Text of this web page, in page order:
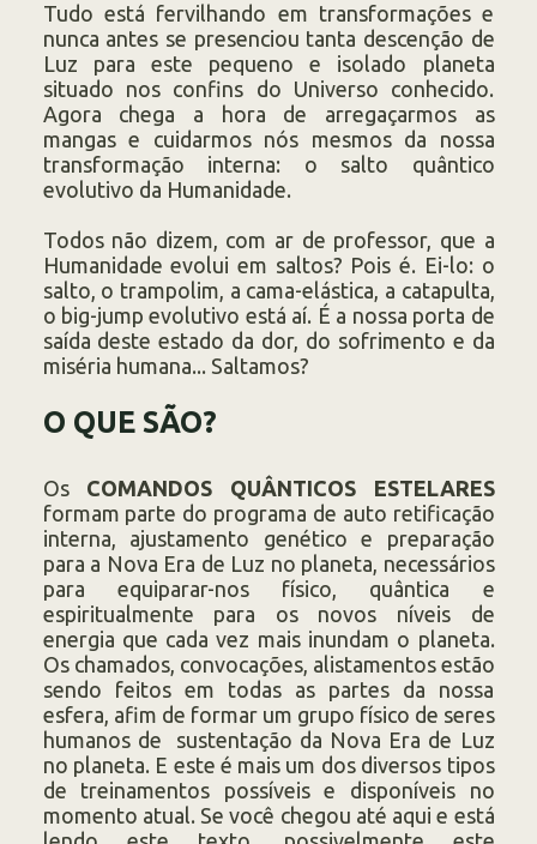
Tudo está fervilhando em transformações e
nunca antes se presenciou tanta descenção de
Luz para este pequeno e isolado planeta
situado nos confins do Universo conhecido.
Agora chega a hora de arregaçarmos as
mangas e cuidarmos nós mesmos da nossa
transformação interna: o salto quântico
evolutivo da Humanidade.
Todos não dizem, com ar de professor, que a
Humanidade evolui em saltos? Pois é. Ei-lo: o
salto, o trampolim, a cama-elástica, a catapulta,
o big-jump evolutivo está aí. É a nossa porta de
saída deste estado da dor, do sofrimento e da
miséria humana... Saltamos?
O QUE SÃO?
Os COMANDOS QUÂNTICOS ESTELARES
formam parte do programa de auto retificação
interna, ajustamento genético e preparação
para a Nova Era de Luz no planeta, necessários
para equiparar-nos físico, quântica e
espiritualmente para os novos níveis de
energia que cada vez mais inundam o planeta.
Os chamados, convocações, alistamentos estão
sendo feitos em todas as partes da nossa
esfera, afim de formar um grupo físico de seres
humanos de sustentação da Nova Era de Luz
no planeta. E este é mais um dos diversos tipos
de treinamentos possíveis e disponíveis no
momento atual. Se você chegou até aqui e está